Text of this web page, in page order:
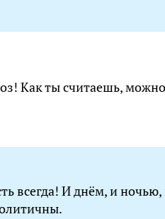
Как ты считаешь,
всегда! И днём, и